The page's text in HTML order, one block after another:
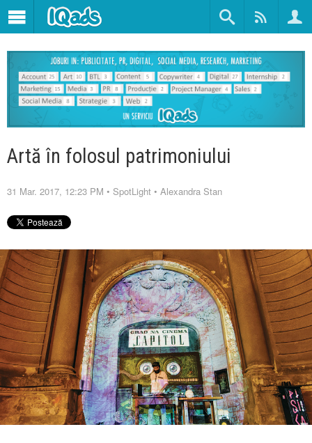
Artă în folosul patrimoniului
31 Mar. 2017, 12:23 PM • SpotLight • Alexandra Stan